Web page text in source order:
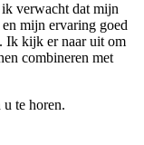
ik verwacht dat mijn
mijn ervaring goed
Ik kijk er naar uit om
combineren met
te horen.